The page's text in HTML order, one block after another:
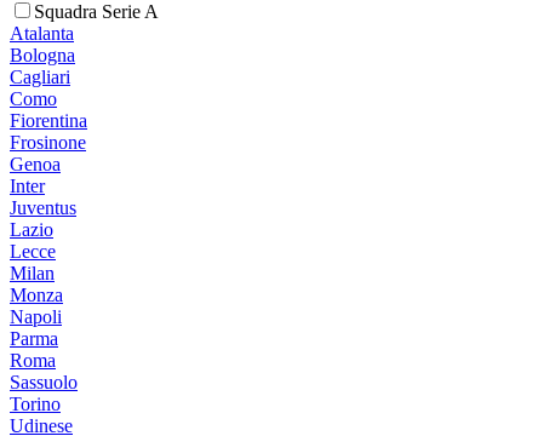
Squadra Serie A
Atalanta
Bologna
Cagliari
Como
Fiorentina
Frosinone
Genoa
Inter
Juventus
Lazio
Lecce
Milan
Monza
Napoli
Parma
Roma
Sassuolo
Torino
Udinese